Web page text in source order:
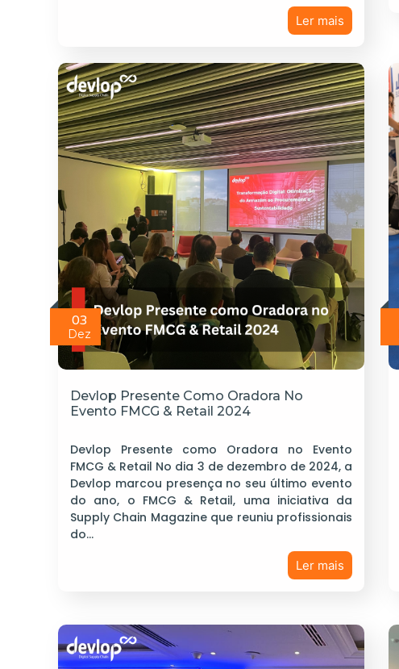
Ler mais
03
Dez
Devlop Presente Como Oradora No
Evento FMCG & Retail 2024
Devlop Presente como Oradora no Evento
FMCG & Retail No dia 3 de dezembro de 2024, a
Devlop marcou presença no seu último evento
do ano, o FMCG & Retail, uma iniciativa da
Supply Chain Magazine que reuniu profissionais
do…
Ler mais